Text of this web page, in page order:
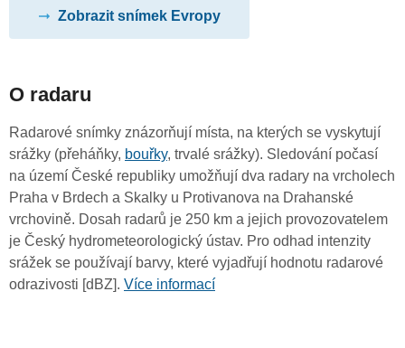
Zobrazit snímek Evropy
O radaru
Radarové snímky znázorňují místa, na kterých se vyskytují
srážky (přeháňky, bouřky, trvalé srážky). Sledování počasí
na území České republiky umožňují dva radary na vrcholech
Praha v Brdech a Skalky u Protivanova na Drahanské
vrchovině. Dosah radarů je 250 km a jejich provozovatelem
je Český hydrometeorologický ústav. Pro odhad intenzity
srážek se používají barvy, které vyjadřují hodnotu radarové
odrazivosti [dBZ]. Více informací